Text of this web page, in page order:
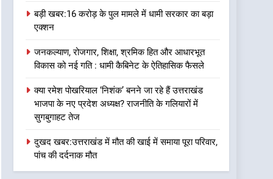
कांग्रेस की कार्यकारिणी का शुभ
8
बड़ी खबर: मुख्यमंत्री पुष्कर सिंह
धामी को भाजपा ने दी नई
जिम्मेदारी ,इन पूर्व मुख्यमंत्री को
उत्तराखण्ड
यंग उत्तराखंड सिने अवार्ड्स
उत्तराखण्ड
बड़ी खबर:16 करोड़ के पुल मामले में धामी सरकार का बड़ा
एक्शन
जनकल्याण, रोजगार, शिक्षा, श्रमिक हित और आधारभूत
विकास को नई गति : धामी कैबिनेट के ऐतिहासिक फैसले
क्या रमेश पोखरियाल ‘निशंक’ बनने जा रहे हैं उत्तराखंड
भाजपा के नए प्रदेश अध्यक्ष? राजनीति के गलियारों में
सुगबुगाहट तेज
दुखद खबर:उत्तराखंड में मौत की खाई में समाया पूरा परिवार,
पांच की दर्दनाक मौत